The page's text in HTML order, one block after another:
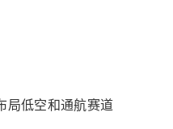
局低空和通航赛道